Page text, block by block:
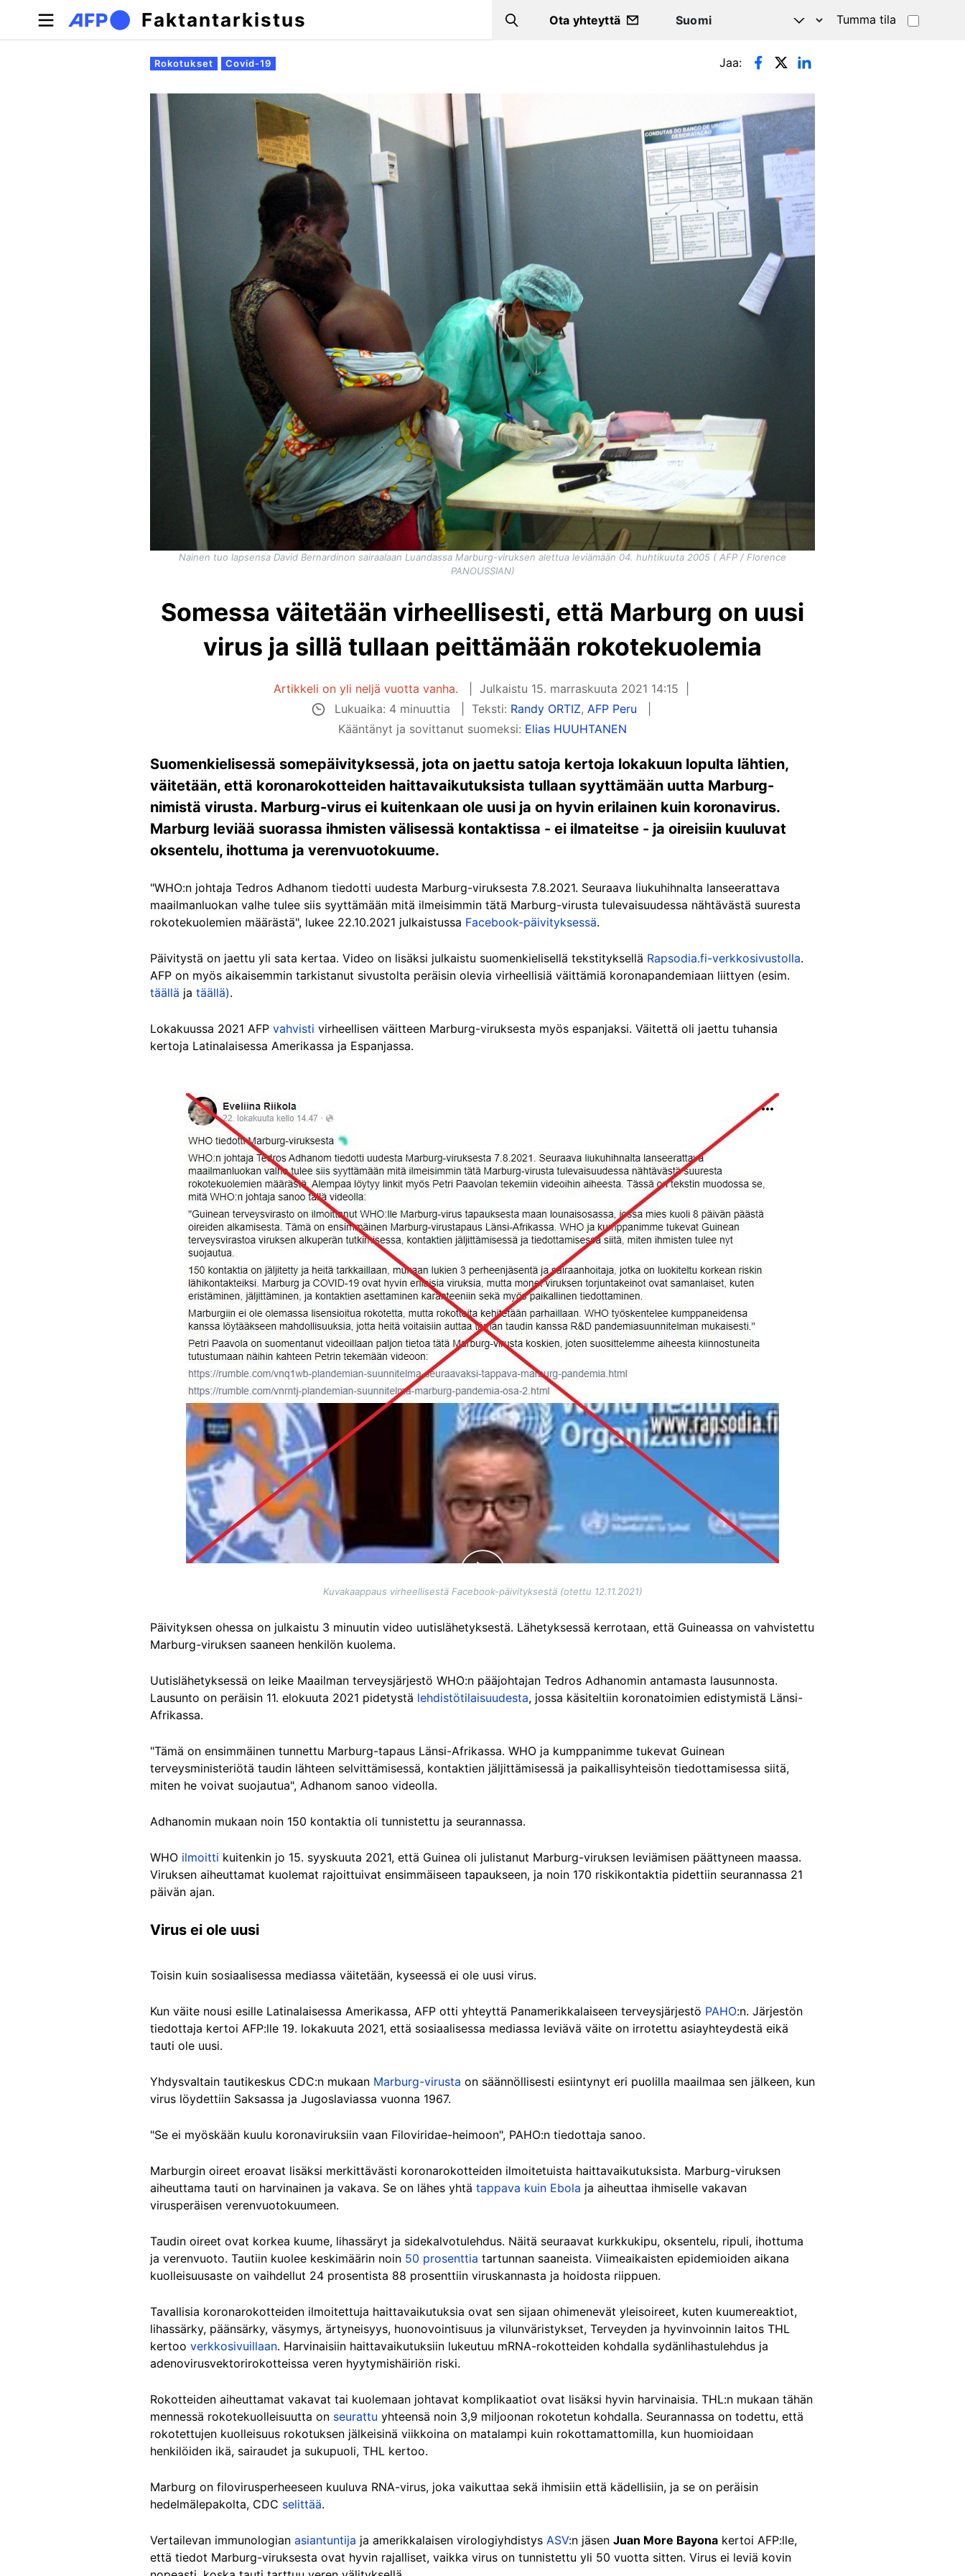
Hyppää pääsisältöön
Faktantarkistus Search
Ota yhteyttä Tumma tila
Ensisijaiset välilehdet
Rokotukset Covid-19 Jaa:
Nainen tuo lapsensa David Bernardinon sairaalaan Luandassa Marburg-viruksen alettua leviämään 04. huhtikuuta 2005 ( AFP / Florence
PANOUSSIAN)
Somessa väitetään virheellisesti, että Marburg on uusi
virus ja sillä tullaan peittämään rokotekuolemia
Artikkeli on yli neljä vuotta vanha. Julkaistu 15. marraskuuta 2021 14:15
Lukuaika: 4 minuuttia
Teksti: Randy ORTIZ,AFP Peru
Kääntänyt ja sovittanut suomeksi: Elias HUUHTANEN
Suomenkielisessä somepäivityksessä, jota on jaettu satoja kertoja lokakuun lopulta lähtien,
väitetään, että koronarokotteiden haittavaikutuksista tullaan syyttämään uutta Marburg-
nimistä virusta. Marburg-virus ei kuitenkaan ole uusi ja on hyvin erilainen kuin koronavirus.
Marburg leviää suorassa ihmisten välisessä kontaktissa - ei ilmateitse - ja oireisiin kuuluvat
oksentelu, ihottuma ja verenvuotokuume.
"WHO:n johtaja Tedros Adhanom tiedotti uudesta Marburg-viruksesta 7.8.2021. Seuraava liukuhihnalta lanseerattava
maailmanluokan valhe tulee siis syyttämään mitä ilmeisimmin tätä Marburg-virusta tulevaisuudessa nähtävästä suuresta
rokotekuolemien määrästä", lukee 22.10.2021 julkaistussa Facebook-päivityksessä.
Päivitystä on jaettu yli sata kertaa. Video on lisäksi julkaistu suomenkielisellä tekstityksellä Rapsodia.fi-verkkosivustolla.
AFP on myös aikaisemmin tarkistanut sivustolta peräisin olevia virheellisiä väittämiä koronapandemiaan liittyen (esim.
täällä ja täällä).
Lokakuussa 2021 AFP vahvisti virheellisen väitteen Marburg-viruksesta myös espanjaksi. Väitettä oli jaettu tuhansia
kertoja Latinalaisessa Amerikassa ja Espanjassa.
Kuvakaappaus virheellisestä Facebook-päivityksestä (otettu 12.11.2021)
Päivityksen ohessa on julkaistu 3 minuutin video uutislähetyksestä. Lähetyksessä kerrotaan, että Guineassa on vahvistettu
Marburg-viruksen saaneen henkilön kuolema.
Uutislähetyksessä on leike Maailman terveysjärjestö WHO:n pääjohtajan Tedros Adhanomin antamasta lausunnosta.
Lausunto on peräisin 11. elokuuta 2021 pidetystä lehdistötilaisuudesta, jossa käsiteltiin koronatoimien edistymistä Länsi-
Afrikassa.
"Tämä on ensimmäinen tunnettu Marburg-tapaus Länsi-Afrikassa. WHO ja kumppanimme tukevat Guinean
terveysministeriötä taudin lähteen selvittämisessä, kontaktien jäljittämisessä ja paikallisyhteisön tiedottamisessa siitä,
miten he voivat suojautua", Adhanom sanoo videolla.
Adhanomin mukaan noin 150 kontaktia oli tunnistettu ja seurannassa.
WHO ilmoitti kuitenkin jo 15. syyskuuta 2021, että Guinea oli julistanut Marburg-viruksen leviämisen päättyneen maassa.
Viruksen aiheuttamat kuolemat rajoittuivat ensimmäiseen tapaukseen, ja noin 170 riskikontaktia pidettiin seurannassa 21
päivän ajan.
Virus ei ole uusi
Toisin kuin sosiaalisessa mediassa väitetään, kyseessä ei ole uusi virus.
Kun väite nousi esille Latinalaisessa Amerikassa, AFP otti yhteyttä Panamerikkalaiseen terveysjärjestö PAHO:n. Järjestön
tiedottaja kertoi AFP:lle 19. lokakuuta 2021, että sosiaalisessa mediassa leviävä väite on irrotettu asiayhteydestä eikä
tauti ole uusi.
Yhdysvaltain tautikeskus CDC:n mukaan Marburg-virusta on säännöllisesti esiintynyt eri puolilla maailmaa sen jälkeen, kun
virus löydettiin Saksassa ja Jugoslaviassa vuonna 1967.
"Se ei myöskään kuulu koronaviruksiin vaan Filoviridae-heimoon", PAHO:n tiedottaja sanoo.
Marburgin oireet eroavat lisäksi merkittävästi koronarokotteiden ilmoitetuista haittavaikutuksista. Marburg-viruksen
aiheuttama tauti on harvinainen ja vakava. Se on lähes yhtä tappava kuin Ebola ja aiheuttaa ihmiselle vakavan
virusperäisen verenvuotokuumeen.
Taudin oireet ovat korkea kuume, lihassäryt ja sidekalvotulehdus. Näitä seuraavat kurkkukipu, oksentelu, ripuli, ihottuma
ja verenvuoto. Tautiin kuolee keskimäärin noin 50 prosenttia tartunnan saaneista. Viimeaikaisten epidemioiden aikana
kuolleisuusaste on vaihdellut 24 prosentista 88 prosenttiin viruskannasta ja hoidosta riippuen.
Tavallisia koronarokotteiden ilmoitettuja haittavaikutuksia ovat sen sijaan ohimenevät yleisoireet, kuten kuumereaktiot,
lihassärky, päänsärky, väsymys, ärtyneisyys, huonovointisuus ja vilunväristykset, Terveyden ja hyvinvoinnin laitos THL
kertoo verkkosivuillaan. Harvinaisiin haittavaikutuksiin lukeutuu mRNA-rokotteiden kohdalla sydänlihastulehdus ja
adenovirusvektorirokotteissa veren hyytymishäiriön riski.
Rokotteiden aiheuttamat vakavat tai kuolemaan johtavat komplikaatiot ovat lisäksi hyvin harvinaisia. THL:n mukaan tähän
mennessä rokotekuolleisuutta on seurattu yhteensä noin 3,9 miljoonan rokotetun kohdalla. Seurannassa on todettu, että
rokotettujen kuolleisuus rokotuksen jälkeisinä viikkoina on matalampi kuin rokottamattomilla, kun huomioidaan
henkilöiden ikä, sairaudet ja sukupuoli, THL kertoo.
Marburg on filovirusperheeseen kuuluva RNA-virus, joka vaikuttaa sekä ihmisiin että kädellisiin, ja se on peräisin
hedelmälepakolta, CDC selittää.
Vertailevan immunologian asiantuntija ja amerikkalaisen virologiyhdistys ASV:n jäsen Juan More Bayona kertoi AFP:lle,
että tiedot Marburg-viruksesta ovat hyvin rajalliset, vaikka virus on tunnistettu yli 50 vuotta sitten. Virus ei leviä kovin